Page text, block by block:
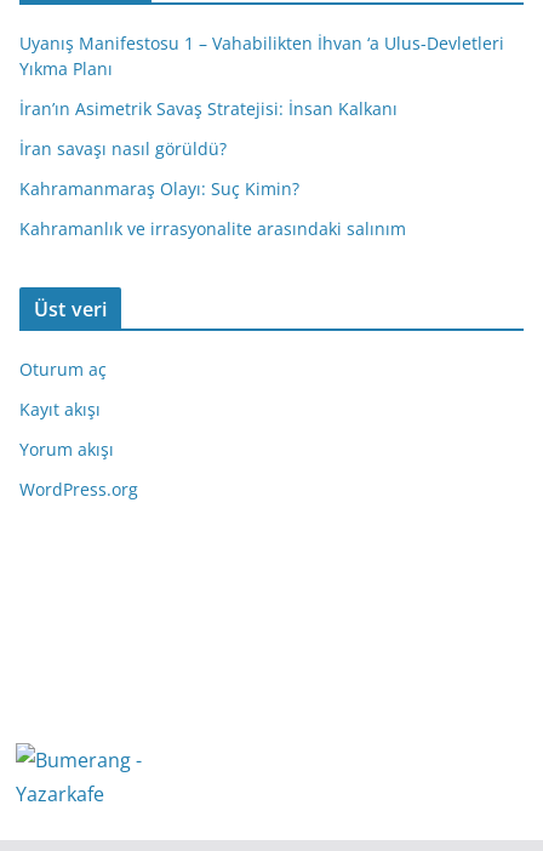
Uyanış Manifestosu 1 – Vahabilikten İhvan ‘a Ulus-Devletleri
Yıkma Planı
İran’ın Asimetrik Savaş Stratejisi: İnsan Kalkanı
İran savaşı nasıl görüldü?
Kahramanmaraş Olayı: Suç Kimin?
Kahramanlık ve irrasyonalite arasındaki salınım
Üst veri
Oturum aç
Kayıt akışı
Yorum akışı
WordPress.org